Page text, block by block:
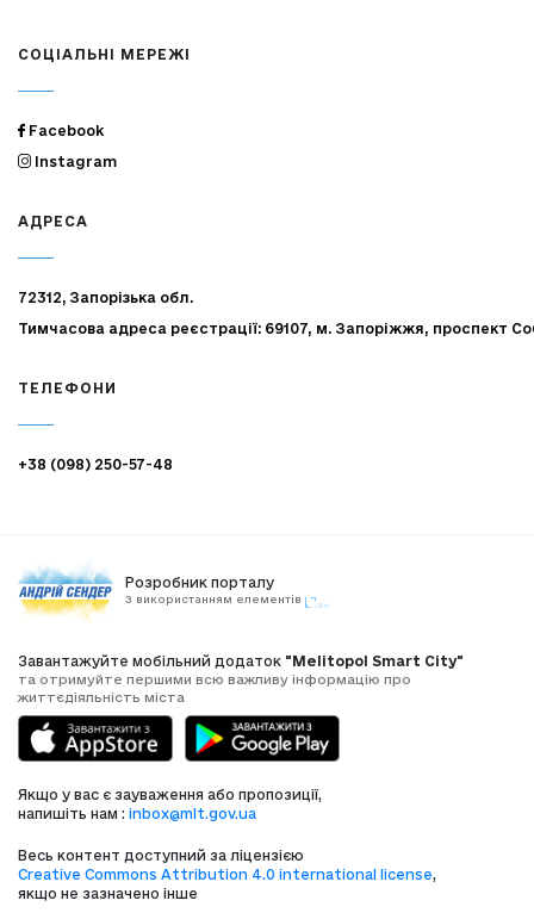
СОЦІАЛЬНІ МЕРЕЖІ
Facebook
Instagram
АДРЕСА
72312, Запорізька обл.
Тимчасова адреса реєстрації: 69107, м. Запоріжжя, проспект
ТЕЛЕФОНИ
+38 (098) 250-57-48
Розробник порталу
З використанням елементів
Завантажуйте мобільний додаток "Melitopol Smart City"
та отримуйте першими всю важливу інформацію про
життєдіяльність міста
Якщо у вас є зауваження або пропозиції,
напишіть нам : inbox@mlt.gov.ua
Весь контент доступний за ліцензією
Creative Commons Attribution 4.0 international license,
якщо не зазначено інше